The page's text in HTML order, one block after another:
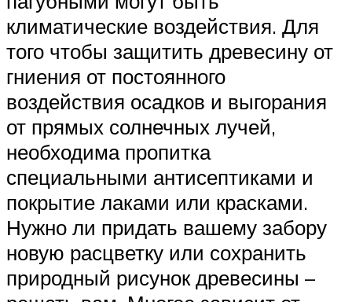
климатические воздействия. Для
того чтобы защитить древесину от
гниения от постоянного
воздействия осадков и выгорания
от прямых солнечных лучей,
необходима пропитка
специальными антисептиками и
покрытие лаками или красками.
Нужно ли придать вашему забору
новую расцветку или сохранить
природный рисунок древесины –